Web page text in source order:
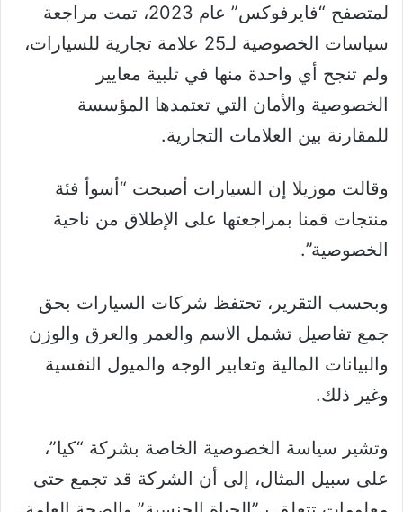
لمتصفح “فايرفوكس” عام 2023، تمت مراجعة
سياسات الخصوصية لـ25 علامة تجارية للسيارات،
ولم تنجح أي واحدة منها في تلبية معايير
الخصوصية والأمان التي تعتمدها المؤسسة
للمقارنة بين العلامات التجارية.
وقالت موزيلا إن السيارات أصبحت “أسوأ فئة
منتجات قمنا بمراجعتها على الإطلاق من ناحية
الخصوصية”.
وبحسب التقرير، تحتفظ شركات السيارات بحق
جمع تفاصيل تشمل الاسم والعمر والعرق والوزن
والبيانات المالية وتعابير الوجه والميول النفسية
وغير ذلك.
وتشير سياسة الخصوصية الخاصة بشركة “كيا”،
على سبيل المثال، إلى أن الشركة قد تجمع حتى